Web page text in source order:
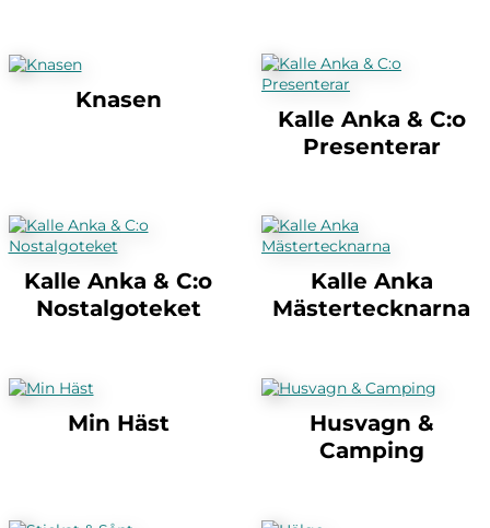
Knasen
Kalle Anka & C:o
Presenterar
Kalle Anka & C:o
Nostalgoteket
Kalle Anka
Mästertecknarna
Min Häst
Husvagn &
Camping